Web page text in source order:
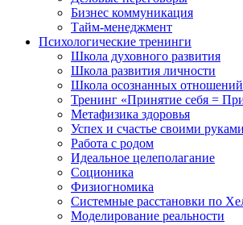
Бизнес коммуникация
Тайм-менеджмент
Психологические тренинги
Школа духовного развития
Школа развития личности
Школа осознанных отношений
Тренинг «Принятие себя =
Метафизика здоровья
Успех и счастье своими руками
Работа с родом
Идеальное целеполагание
Соционика
Физиогномика
Системные расстановки по
Моделирование реальности